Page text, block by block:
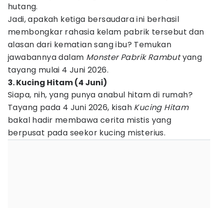
hutang.
Jadi, apakah ketiga bersaudara ini berhasil
membongkar rahasia kelam pabrik tersebut dan
alasan dari kematian sang ibu? Temukan
jawabannya dalam Monster Pabrik Rambutyang
tayang mulai 4 Juni 2026.
3. Kucing Hitam (4 Juni)
Siapa, nih, yang punya anabul hitam di rumah?
Tayang pada 4 Juni 2026, kisah Kucing Hitam
bakal hadir membawa cerita mistis yang
berpusat pada seekor kucing misterius.